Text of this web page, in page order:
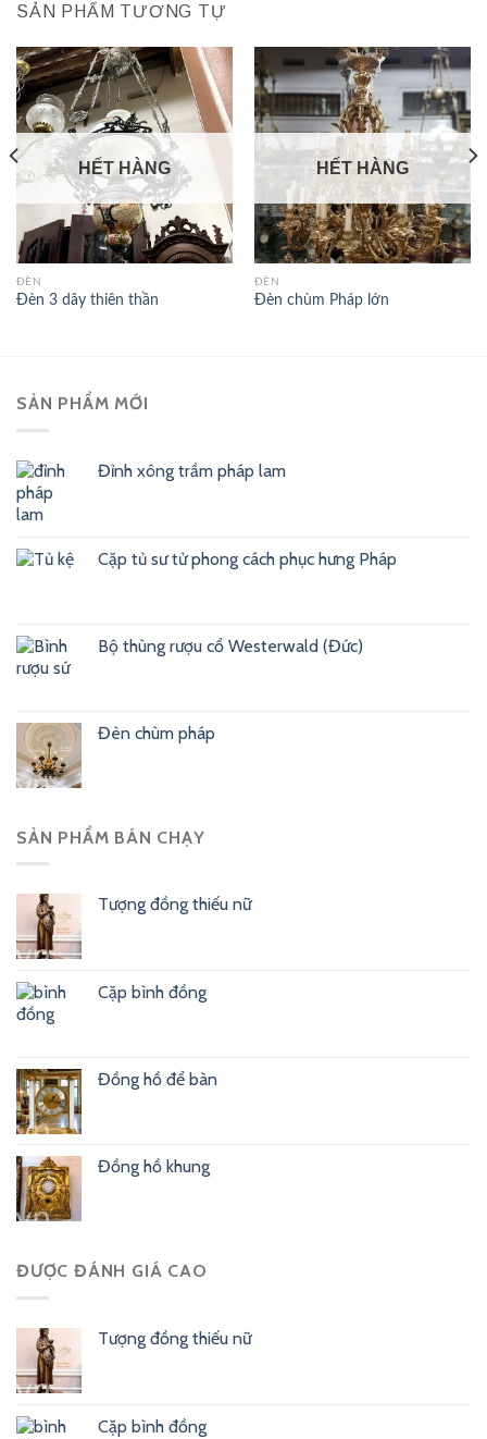
SẢN PHẨM TƯƠNG TỰ
HẾT HÀNG
ĐÈN
Đèn 3 dây thiên thần
HẾT HÀNG
ĐÈN
Đèn chùm Pháp lớn
SẢN PHẨM MỚI
Đỉnh xông trầm pháp lam
Cặp tủ sư tử phong cách phục hưng Pháp
Bộ thùng rượu cổ Westerwald (Đức)
Đèn chùm pháp
SẢN PHẨM BÁN CHẠY
Tượng đồng thiếu nữ
Cặp bình đồng
Đồng hồ để bàn
Đồng hồ khung
ĐƯỢC ĐÁNH GIÁ CAO
Tượng đồng thiếu nữ
Cặp bình đồng